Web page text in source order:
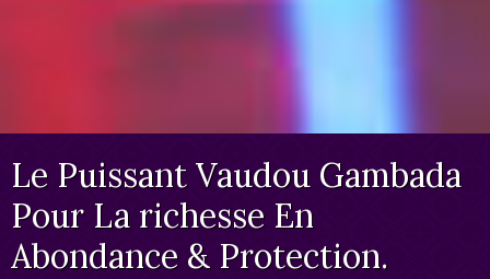
Le Puissant Vaudou Gambada
Pour La richesse En
Abondance & Protection.